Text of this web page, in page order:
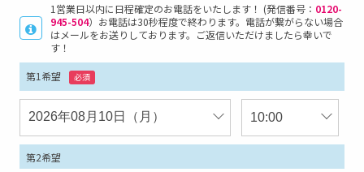
1営業日以内に日程確定のお電話をいたします！ (発信番号： 0120-
945-504）お電話は30秒程度で終わります。電話が繋がらない場合
はメールをお送りしております。ご返信いただけましたら幸いで
す！
第1希望 必須
第2希望